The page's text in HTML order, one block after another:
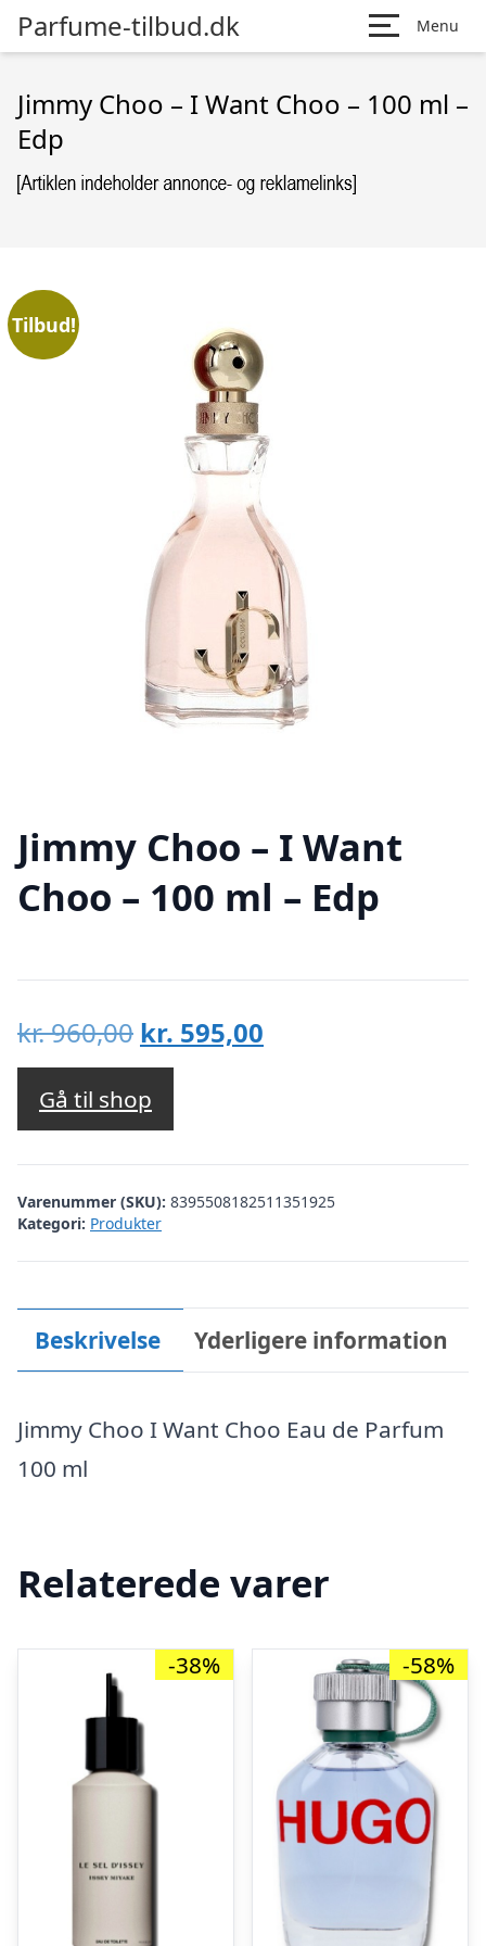
Parfume-tilbud.dk Menu
Jimmy Choo – I Want Choo – 100 ml –
Edp
Tilbud!
Jimmy Choo – I Want
Choo – 100 ml – Edp
kr.960,00 Den
oprindelige
pris
var:
kr. 960,00.
kr. 595,00
kr. 595,00.
Gå til shop
Varenummer (SKU): 8395508182511351925
Kategori: Produkter
Beskrivelse Yderligere information
Jimmy Choo I Want Choo Eau de Parfum
100 ml
Relaterede varer
-38% -58%